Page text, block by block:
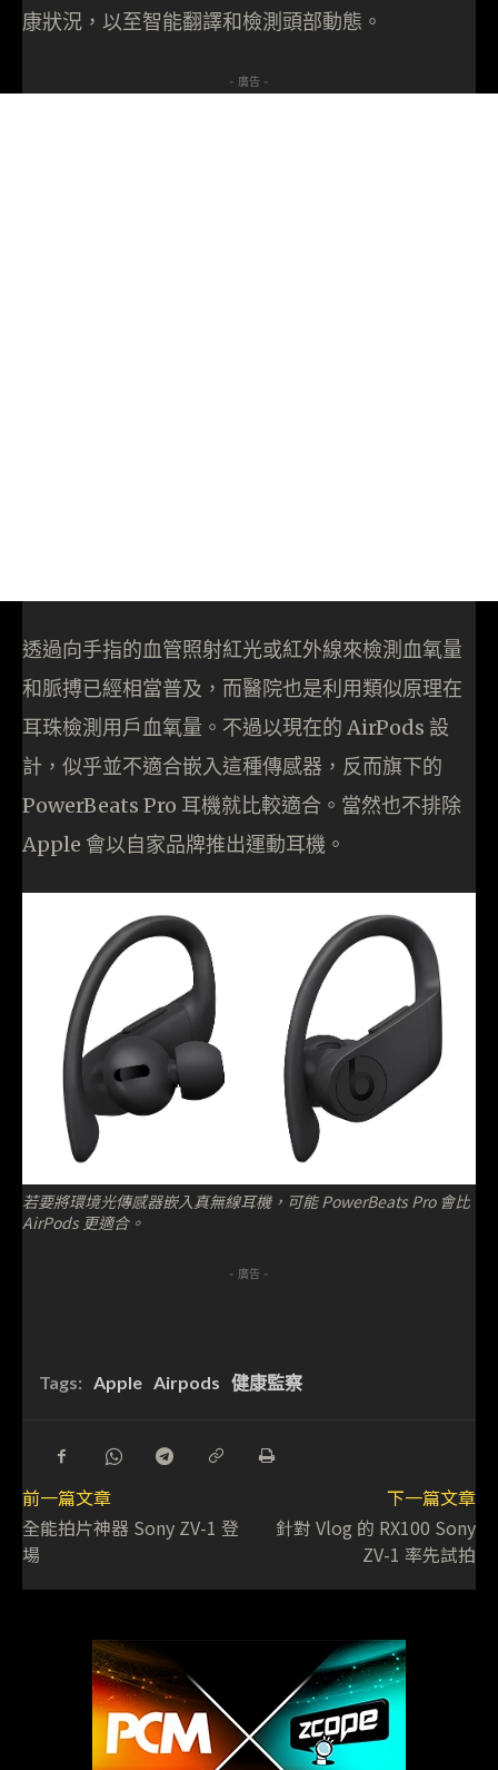
康狀況，以至智能翻譯和檢測頭部動態。
- 廣告 -
透過向手指的血管照射紅光或紅外線來檢測血氧量
和脈搏已經相當普及，而醫院也是利用類似原理在
耳珠檢測用戶血氧量。不過以現在的 AirPods 設
計，似乎並不適合嵌入這種傳感器，反而旗下的
PowerBeats Pro 耳機就比較適合。當然也不排除
Apple 會以自家品牌推出運動耳機。
若要將環境光傳感器嵌入真無線耳機，可能 PowerBeats Pro 會比
AirPods 更適合。
- 廣告 -
Tags: Apple Airpods 健康監察
前一篇文章
全能拍片神器 Sony ZV-1 登
場
下一篇文章
針對 Vlog 的 RX100 Sony
ZV-1 率先試拍